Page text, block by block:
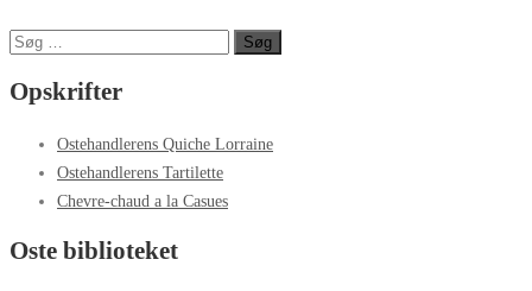
Søg
Opskrifter
Ostehandlerens Quiche Lorraine
Ostehandlerens Tartilette
Chevre-chaud a la Casues
Oste biblioteket